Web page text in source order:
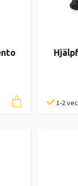
1-2